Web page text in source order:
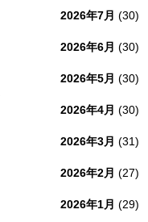
2026年7月 (30)
2026年6月 (30)
2026年5月 (30)
2026年4月 (30)
2026年3月 (31)
2026年2月 (27)
2026年1月 (29)